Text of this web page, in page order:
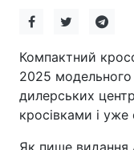
Компактний
2025 модельного
дилерських
кросівками і
Як пише видання